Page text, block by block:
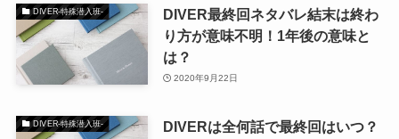
DIVER-特殊潜入班-
DIVER最終回ネタバレ結末は終わ
り方が意味不明！1年後の意味と
は？
2020年9月22日
DIVER-特殊潜入班-
DIVERは全何話で最終回はいつ？